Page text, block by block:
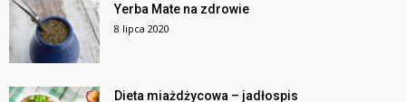
Yerba Mate na zdrowie
8 lipca 2020
Dieta miażdżycowa – jadłospis